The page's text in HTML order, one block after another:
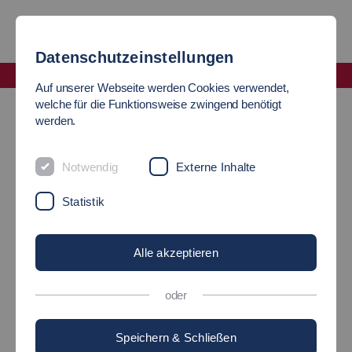
Institut für Marketing und Entrepreneurship (IME)
PROJEKTE
Innovationsformen
Innovationsnetzwerk
Corporate Incubators and
Datenschutzeinstellungen
Auf unserer Webseite werden Cookies verwendet,
welche für die Funktionsweise zwingend benötigt
werden.
Notwendig Externe Inhalte
Statistik
Alle akzeptieren
oder
Speichern & Schließen